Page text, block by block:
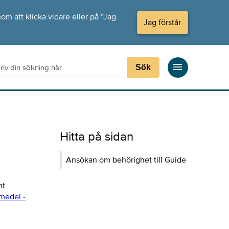
att klicka vidare eller på ”Jag
Jag förstår
Sök
-
Hitta på sidan
Ansökan om behörighet till Guide